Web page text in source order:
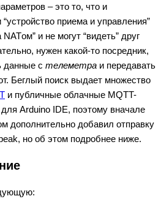
– это то, что и
приема и управления”
и не могут “видеть” друг
нужен какой-то посредник,
данные с телеметра и передавать
Беглый поиск выдает множество
и публичные облачные MQTT-
Arduino IDE, поэтому вначале
дополнительно добавил отправку
но об этом подробнее ниже.